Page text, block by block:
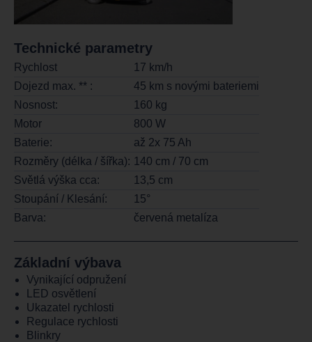
Technické parametry
Rychlost
17 km/h
Dojezd max. ** :
45 km s novými bateriemi
Nosnost:
160 kg
Motor
800 W
Baterie:
až 2x 75 Ah
Rozměry (délka / šířka): 140 cm / 70 cm
Světlá výška cca:
13,5 cm
Stoupání / Klesání:
15°
Barva:
červená metalíza
Základní výbava
Vynikající odpružení
LED osvětlení
Ukazatel rychlosti
Regulace rychlosti
Blinkry